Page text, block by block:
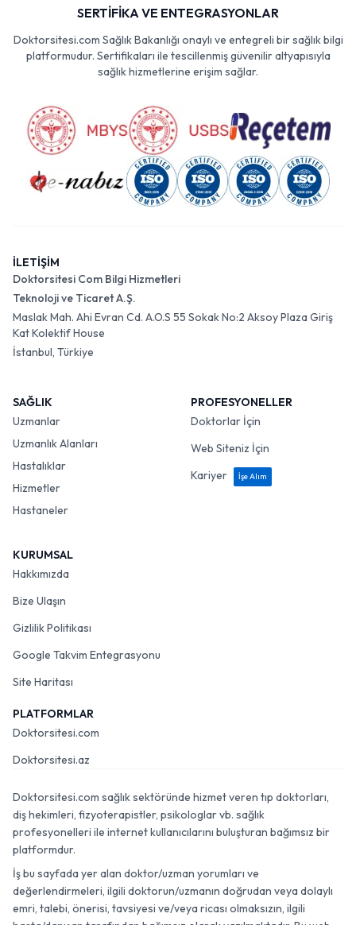
SERTİFİKA VE ENTEGRASYONLAR
Doktorsitesi.com Sağlık Bakanlığı onaylı ve entegreli bir sağlık bilgi
platformudur. Sertifikaları ile tescillenmiş güvenilir altyapısıyla
sağlık hizmetlerine erişim sağlar.
İLETİŞİM
Doktorsitesi Com Bilgi Hizmetleri
Teknoloji ve Ticaret A.Ş.
Maslak Mah. Ahi Evran Cd. A.O.S 55 Sokak No:2 Aksoy Plaza Giriş
Kat Kolektif House
İstanbul, Türkiye
SAĞLIK
Uzmanlar
Uzmanlık Alanları
Hastalıklar
Hizmetler
Hastaneler
PROFESYONELLER
Doktorlar İçin
Web Siteniz İçin
Kariyer
İşe Alım
KURUMSAL
Hakkımızda
Bize Ulaşın
Gizlilik Politikası
Google Takvim Entegrasyonu
Site Haritası
PLATFORMLAR
Doktorsitesi.com
Doktorsitesi.az
Doktorsitesi.com sağlık sektöründe hizmet veren tıp doktorları,
diş hekimleri, fizyoterapistler, psikologlar vb. sağlık
profesyonelleri ile internet kullanıcılarını buluşturan bağımsız bir
platformdur.
İş bu sayfada yer alan doktor/uzman yorumları ve
değerlendirmeleri, ilgili doktorun/uzmanın doğrudan veya dolaylı
emri, talebi, önerisi, tavsiyesi ve/veya ricası olmaksızın, ilgili